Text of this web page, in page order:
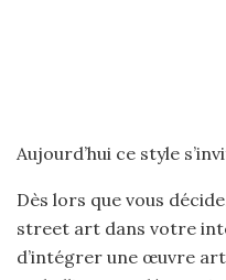
Aujourd’hui ce style
Dès lors que vous
street art dans votre
d’intégrer une œuvre